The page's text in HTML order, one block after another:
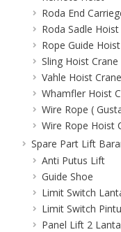
Roda End
Roda Sadle Hoist
Rope Guide
Sling Hoist Crane
Vahle Hoist Crane
Whamfler Hoist
Wire Rope (
Wire Rope Hoist
Spare Part Lift
Anti Putus Lift
Guide Shoe
Limit Switch
Limit Switch
Panel Lift 2